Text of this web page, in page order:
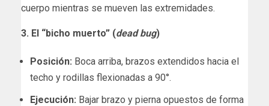
cuerpo mientras se mueven las extremidades.
3. El “bicho muerto” (dead bug)
Posición: Boca arriba, brazos extendidos hacia el
techo y rodillas flexionadas a 90°.
Ejecución: Bajar brazo y pierna opuestos de forma